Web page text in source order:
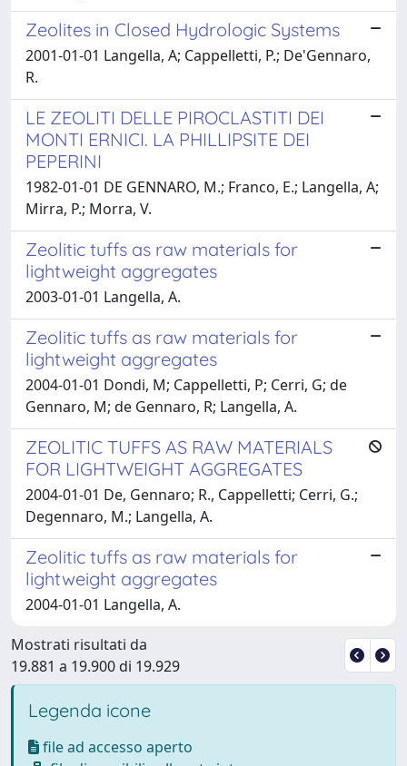
Zeolites in Closed Hydrologic Systems
2001-01-01 Langella, A; Cappelletti, P.; De'Gennaro,
R.
LE ZEOLITI DELLE PIROCLASTITI DEI
MONTI ERNICI. LA PHILLIPSITE DEI
PEPERINI
1982-01-01 DE GENNARO, M.; Franco, E.; Langella, A;
Mirra, P.; Morra, V.
Zeolitic tuffs as raw materials for
lightweight aggregates
2003-01-01 Langella, A.
Zeolitic tuffs as raw materials for
lightweight aggregates
2004-01-01 Dondi, M; Cappelletti, P; Cerri, G; de
Gennaro, M; de Gennaro, R; Langella, A.
ZEOLITIC TUFFS AS RAW MATERIALS
FOR LIGHTWEIGHT AGGREGATES
2004-01-01 De, Gennaro; R., Cappelletti; Cerri, G.;
Degennaro, M.; Langella, A.
Zeolitic tuffs as raw materials for
lightweight aggregates
2004-01-01 Langella, A.
Mostrati risultati da
19.881 a 19.900 di 19.929
Legenda icone
file ad accesso aperto